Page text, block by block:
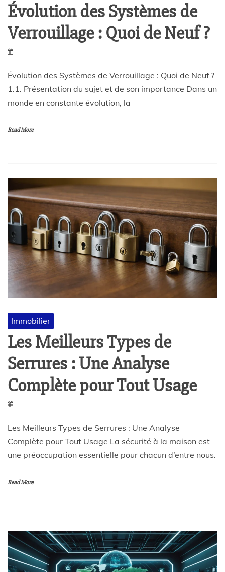
Évolution des Systèmes de
Verrouillage : Quoi de Neuf ?
Évolution des Systèmes de Verrouillage : Quoi de Neuf ?
1.1. Présentation du sujet et de son importance Dans un
monde en constante évolution, la
Read More
Immobilier
Les Meilleurs Types de
Serrures : Une Analyse
Complète pour Tout Usage
Les Meilleurs Types de Serrures : Une Analyse
Complète pour Tout Usage La sécurité à la maison est
une préoccupation essentielle pour chacun d’entre nous.
Read More